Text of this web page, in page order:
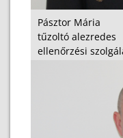
Pásztor Mária
tűzoltó alezredes
ellenőrzési